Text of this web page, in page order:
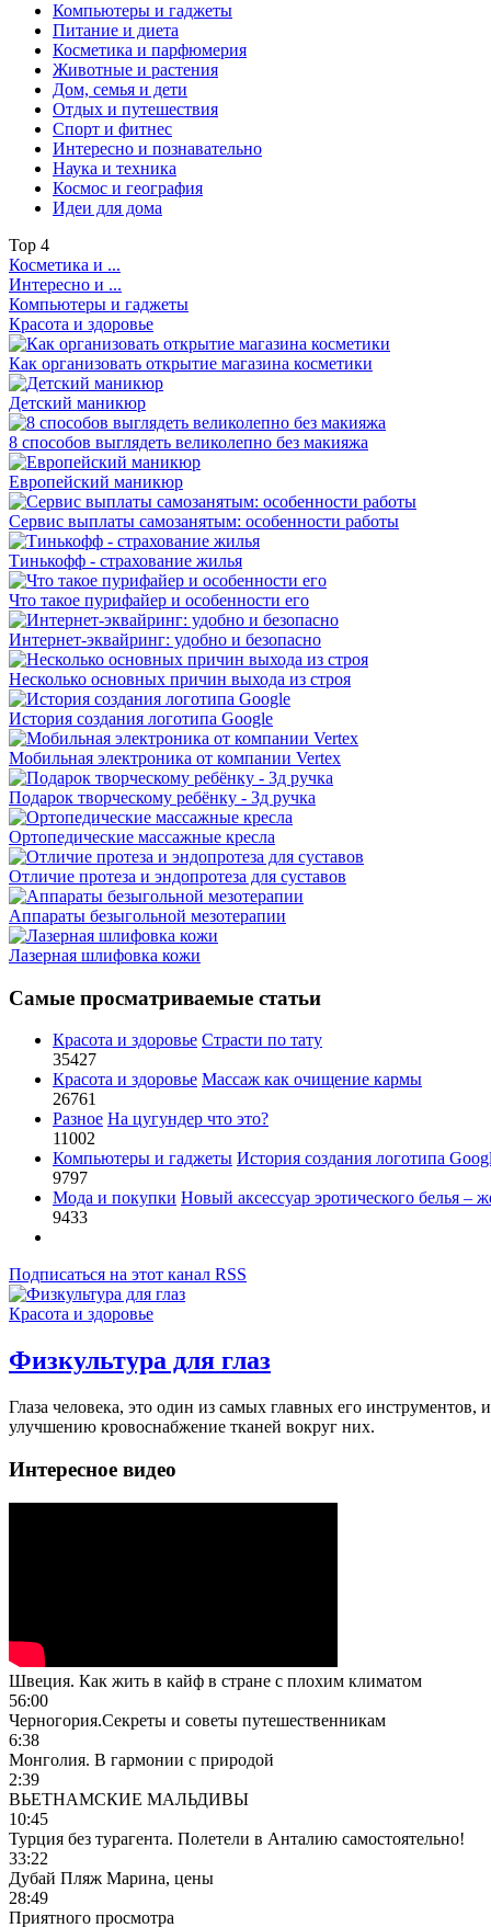
Компьютеры и гаджеты
Питание и диета
Косметика и парфюмерия
Животные и растения
Дом, семья и дети
Отдых и путешествия
Спорт и фитнес
Интересно и познавательно
Наука и техника
Космос и география
Идеи для дома
Top 4
Косметика и ...
Интересно и ...
Компьютеры и гаджеты
Красота и здоровье
Как организовать открытие магазина косметики
Детский маникюр
8 способов выглядеть великолепно без макияжа
Европейский маникюр
Сервис выплаты самозанятым: особенности работы
Тинькофф - страхование жилья
Что такое пурифайер и особенности его
Интернет-эквайринг: удобно и безопасно
Несколько основных причин выхода из строя
История создания логотипа Google
Мобильная электроника от компании Vertex
Подарок творческому ребёнку - 3д ручка
Ортопедические массажные кресла
Отличие протеза и эндопротеза для суставов
Аппараты безыгольной мезотерапии
Лазерная шлифовка кожи
Самые просматриваемые статьи
Красота и здоровье Страсти по тату
35427
Красота и здоровье Массаж как очищение кармы
26761
Разное На цугундер что это?
11002
Компьютеры и гаджеты История создания логотипа
9797
Мода и покупки Новый аксессуар эротического белья –
9433
Подписаться на этот канал RSS
Красота и здоровье
Физкультура для глаз
Глаза человека, это один из самых главных его инструментов,
улучшению кровоснабжение тканей вокруг них.
Интересное видео
Швеция. Как жить в кайф в стране с плохим климатом
56:00
Черногория.Секреты и советы путешественникам
6:38
Монголия. В гармонии с природой
2:39
ВЬЕТНАМСКИЕ МАЛЬДИВЫ
10:45
Турция без турагента. Полетели в Анталию самостоятельно!
33:22
Дубай Пляж Марина, цены
28:49
Приятного просмотра